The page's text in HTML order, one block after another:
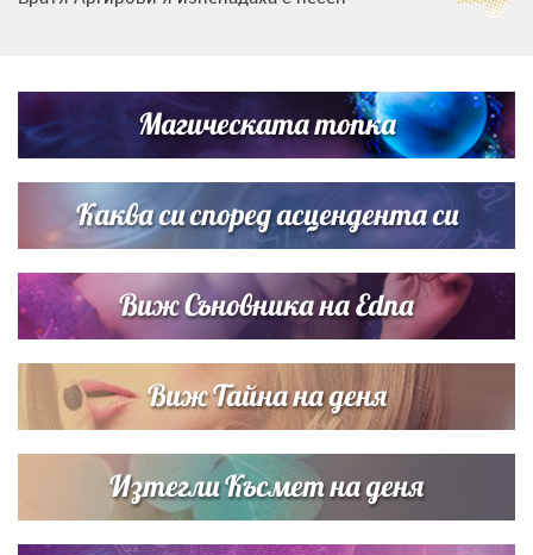
Списъкът е ясен: Джей Ло и Риана във ВИП гостите на
сватбата на Роналдо
Магическата топка
Каква си според асцендента си
Виж Съновника на Edna
Виж Тайна на деня
Изтегли Късмет на деня